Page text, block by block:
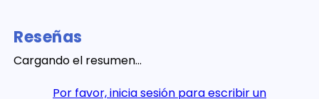
Reseñas
Cargando el resumen…
Por favor, inicia sesión para escribir un